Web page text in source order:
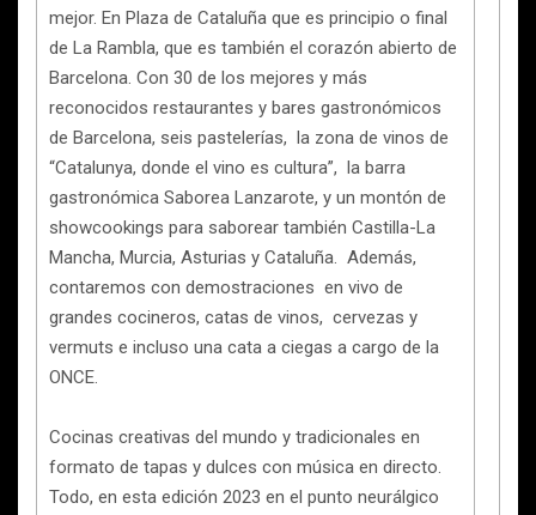
mejor. En Plaza de Cataluña que es principio o final
de La Rambla, que es también el corazón abierto de
Barcelona. Con 30 de los mejores y más
reconocidos restaurantes y bares gastronómicos
de Barcelona, seis pastelerías, la zona de vinos de
“Catalunya, donde el vino es cultura”, la barra
gastronómica Saborea Lanzarote, y un montón de
showcookings para saborear también Castilla-La
Mancha, Murcia, Asturias y Cataluña. Además,
contaremos con demostraciones en vivo de
grandes cocineros, catas de vinos, cervezas y
vermuts e incluso una cata a ciegas a cargo de la
ONCE.
Cocinas creativas del mundo y tradicionales en
formato de tapas y dulces con música en directo.
Todo, en esta edición 2023 en el punto neurálgico